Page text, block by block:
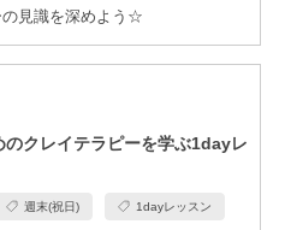
の見識を深めよう☆
のクレイテラピーを学ぶ1dayレ
週末(祝日) 1dayレッスン